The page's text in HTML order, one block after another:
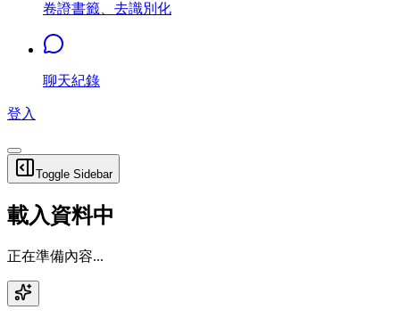
卷證書籤、去識別化
聊天紀錄
登入
Toggle Sidebar
載入資料中
正在準備內容...